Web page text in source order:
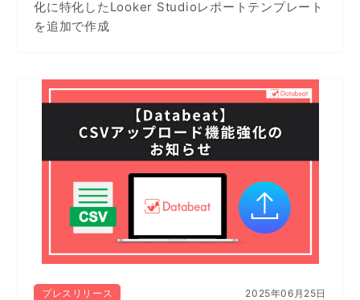
化に特化したLooker Studioレポートテンプレート
を追加で作成
プレスリリース 2025年06月25日